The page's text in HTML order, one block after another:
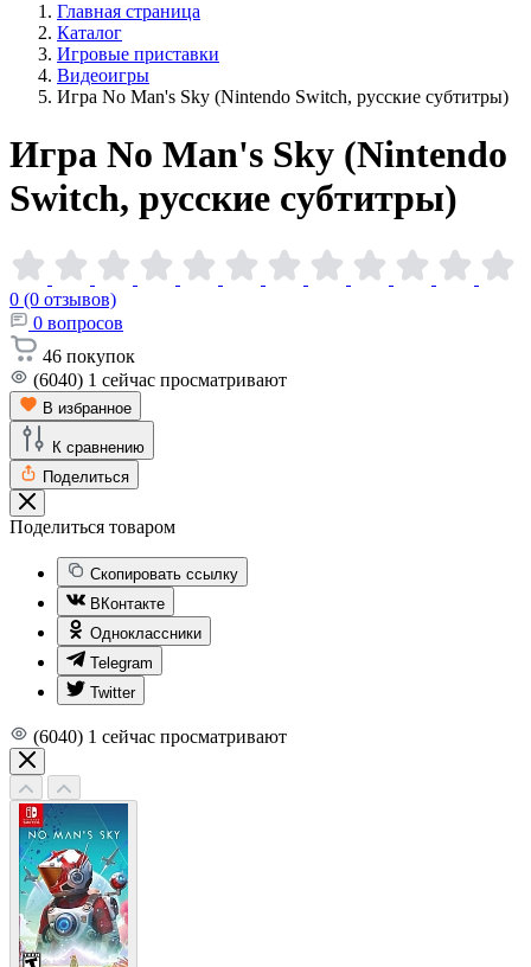
Главная страница
Каталог
Игровые приставки
Видеоигры
Игра No Man's Sky (Nintendo Switch, русские субтитры)
Игра No Man's Sky (Nintendo
Switch, русские субтитры)
0 (0 отзывов)
0 вопросов
46 покупок
(6040) 1 сейчас просматривают
В избранное
К сравнению
Поделиться
Поделиться товаром
Скопировать ссылку
ВКонтакте
Одноклассники
Telegram
Twitter
(6040) 1 сейчас просматривают